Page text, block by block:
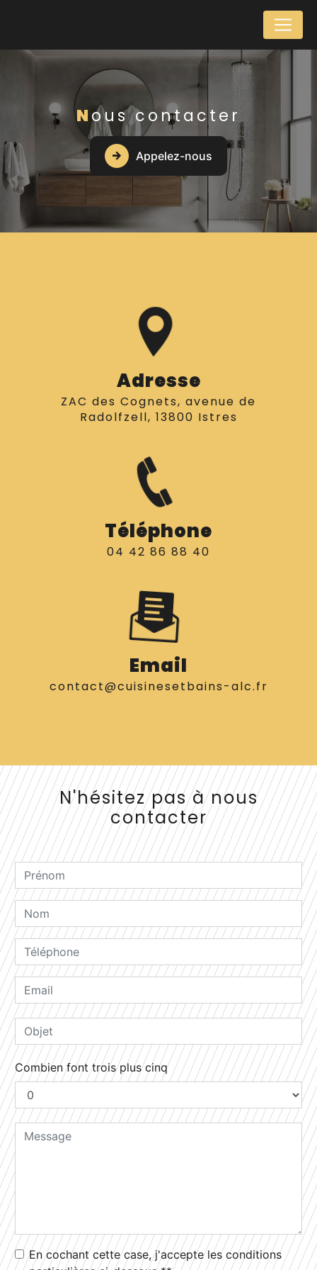
Nous contacter
Appelez-nous
Adresse
ZAC des Cognets, avenue de
Radolfzell, 13800 Istres
Téléphone
04 42 86 88 40
Email
contact@cuisinesetbains-alc.fr
N'hésitez pas à nous
contacter
Combien font trois plus cinq
En cochant cette case, j'accepte les conditions